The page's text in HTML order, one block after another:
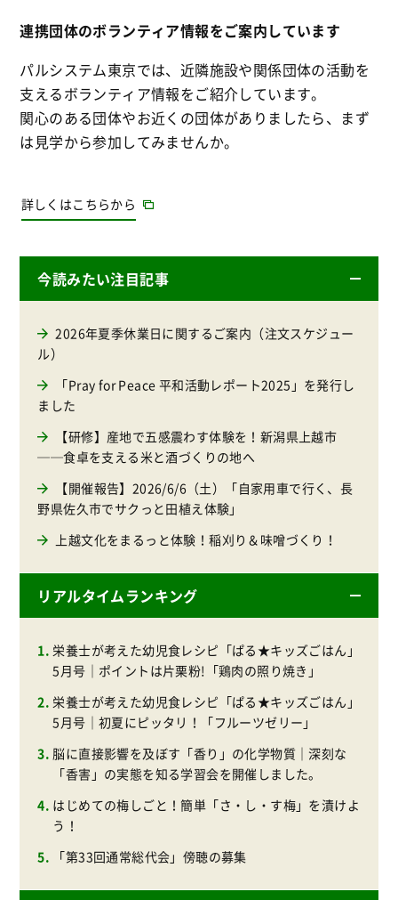
連携団体のボランティア情報をご案内しています
パルシステム東京では、近隣施設や関係団体の活動を
支えるボランティア情報をご紹介しています。
関心のある団体やお近くの団体がありましたら、まず
は見学から参加してみませんか。
詳しくはこちらから
今読みたい注目記事
2026年夏季休業日に関するご案内（注文スケジュー
ル）
「Pray for Peace 平和活動レポート2025」を発行し
ました
【研修】産地で五感震わす体験を！新潟県上越市
──食卓を支える米と酒づくりの地へ
【開催報告】2026/6/6（土）「自家用車で行く、長
野県佐久市でサクっと田植え体験」
上越文化をまるっと体験！稲刈り＆味噌づくり！
リアルタイムランキング
栄養士が考えた幼児食レシピ「ぱる★キッズごはん」
5月号｜ポイントは片栗粉!「鶏肉の照り焼き」
栄養士が考えた幼児食レシピ「ぱる★キッズごはん」
5月号｜初夏にピッタリ！「フルーツゼリー」
脳に直接影響を及ぼす「香り」の化学物質｜深刻な
「香害」の実態を知る学習会を開催しました。
はじめての梅しごと！簡単「さ・し・す梅」を漬けよ
う！
「第33回通常総代会」傍聴の募集